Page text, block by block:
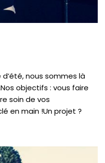
nous sommes là
objectifs : vous faire
soin de vos
en main !Un projet ?